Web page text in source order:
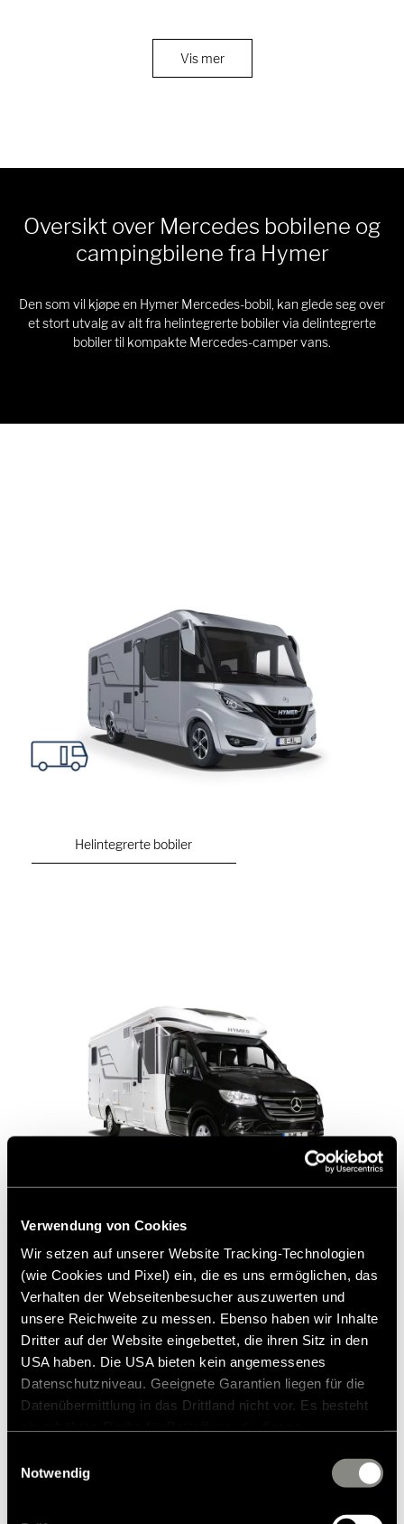
Verwendung von Cookies
Wir setzen auf unserer Website Tracking-Technologien
(wie Cookies und Pixel) ein, die es uns ermöglichen, das
Verhalten der Webseitenbesucher auszuwerten und
unsere Reichweite zu messen. Ebenso haben wir Inhalte
Dritter auf der Website eingebettet, die ihren Sitz in den
USA haben. Die USA bieten kein angemessenes
Datenschutzniveau. Geeignete Garantien liegen für die
Datenübermittlung in das Drittland nicht vor. Es besteht
zustehen. Eingesetzte Dienstleister können Daten für
zusammenführen. Weitere Informationen finden Sie in
Notwendig
Vis mer
Oversikt over Mercedes bobilene og
campingbilene fra Hymer
Den som vil kjøpe en Hymer Mercedes-bobil, kan glede seg over
et stort utvalg av alt fra helintegrerte bobiler via delintegrerte
bobiler til kompakte Mercedes-camper vans.
Helintegrerte bobiler